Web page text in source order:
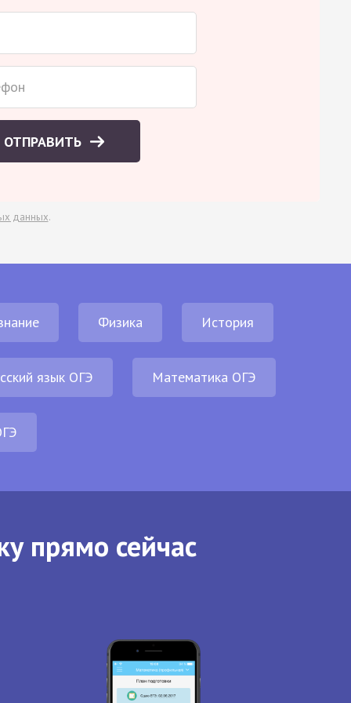
ОТПРАВИТЬ
данных.
Физика История
язык ОГЭ Математика ОГЭ
прямо сейчас